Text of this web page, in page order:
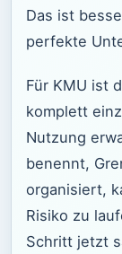
Das ist
perfekte
Für KMU ist
komplett
Nutzung
benennt,
organisiert,
Risiko zu
Schritt jetzt